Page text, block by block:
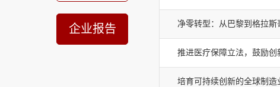
企业报告 净零转型：从巴黎到格拉斯
推进医疗保障立法，鼓励创
培育可持续创新的全球制造